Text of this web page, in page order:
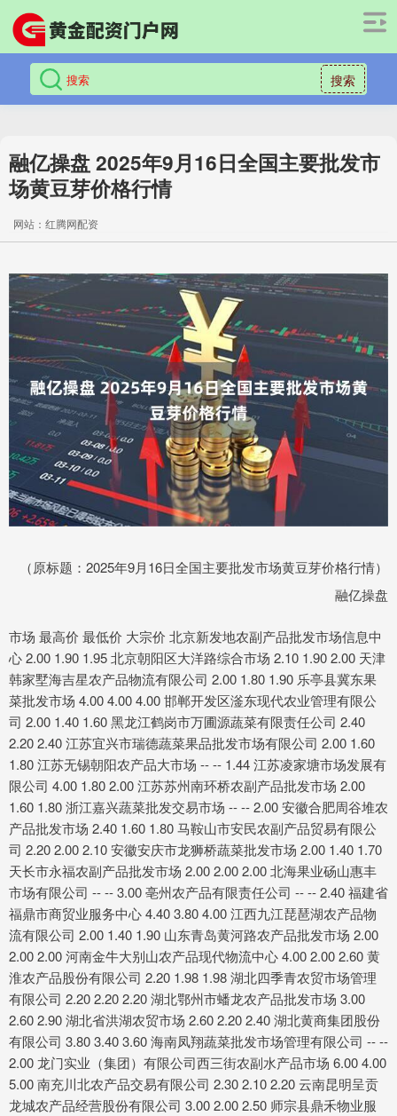
搜索
融亿操盘 2025年9月16日全国主要批发市
场黄豆芽价格行情
网站：红腾网配资
（原标题：2025年9月16日全国主要批发市场黄豆芽价格行情）
融亿操盘
市场 最高价 最低价 大宗价 北京新发地农副产品批发市场信息中
心 2.00 1.90 1.95 北京朝阳区大洋路综合市场 2.10 1.90 2.00 天津
韩家墅海吉星农产品物流有限公司 2.00 1.80 1.90 乐亭县冀东果
菜批发市场 4.00 4.00 4.00 邯郸开发区滏东现代农业管理有限公
司 2.00 1.40 1.60 黑龙江鹤岗市万圃源蔬菜有限责任公司 2.40
2.20 2.40 江苏宜兴市瑞德蔬菜果品批发市场有限公司 2.00 1.60
1.80 江苏无锡朝阳农产品大市场 -- -- 1.44 江苏凌家塘市场发展有
限公司 4.00 1.80 2.00 江苏苏州南环桥农副产品批发市场 2.00
1.60 1.80 浙江嘉兴蔬菜批发交易市场 -- -- 2.00 安徽合肥周谷堆农
产品批发市场 2.40 1.60 1.80 马鞍山市安民农副产品贸易有限公
司 2.20 2.00 2.10 安徽安庆市龙狮桥蔬菜批发市场 2.00 1.40 1.70
天长市永福农副产品批发市场 2.00 2.00 2.00 北海果业砀山惠丰
市场有限公司 -- -- 3.00 亳州农产品有限责任公司 -- -- 2.40 福建省
福鼎市商贸业服务中心 4.40 3.80 4.00 江西九江琵琶湖农产品物
流有限公司 2.00 1.40 1.90 山东青岛黄河路农产品批发市场 2.00
2.00 2.00 河南金牛大别山农产品现代物流中心 4.00 2.00 2.60 黄
淮农产品股份有限公司 2.20 1.98 1.98 湖北四季青农贸市场管理
有限公司 2.20 2.20 2.20 湖北鄂州市蟠龙农产品批发市场 3.00
2.60 2.90 湖北省洪湖农贸市场 2.60 2.20 2.40 湖北黄商集团股份
有限公司 3.80 3.40 3.60 海南凤翔蔬菜批发市场管理有限公司 -- --
2.00 龙门实业（集团）有限公司西三街农副水产品市场 6.00 4.00
5.00 南充川北农产品交易有限公司 2.30 2.10 2.20 云南昆明呈贡
龙城农产品经营股份有限公司 3.00 2.00 2.50 师宗县鼎禾物业服